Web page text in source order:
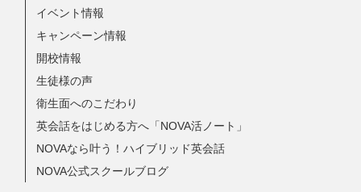
イベント情報
キャンペーン情報
開校情報
生徒様の声
衛生面へのこだわり
英会話をはじめる方へ「NOVA活ノート」
NOVAなら叶う！ハイブリッド英会話
NOVA公式スクールブログ